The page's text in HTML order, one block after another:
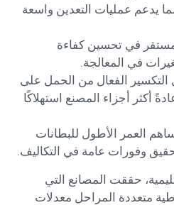
يدعم عمليات التعدين واسعة
في تحسين كفاءة
في المعالجة.
التكسير الفعال من الحمل على
أكثر أجزاء المصنع استهلاكًا
العمر الأطول للبطانات
وفورات عامة في التكاليف.
حققت المصانع التي
متعددة المراحل معدلات